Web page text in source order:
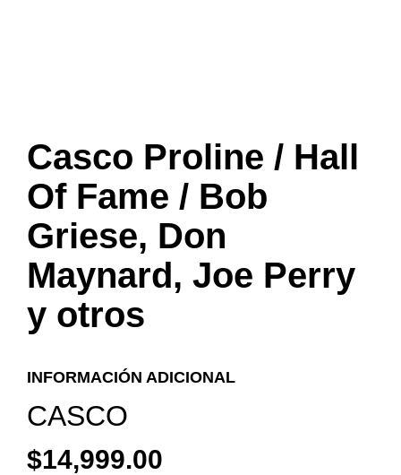
Casco Proline / Hall
Of Fame / Bob
Griese, Don
Maynard, Joe Perry
y otros
INFORMACIÓN ADICIONAL
CASCO
$14,999.00